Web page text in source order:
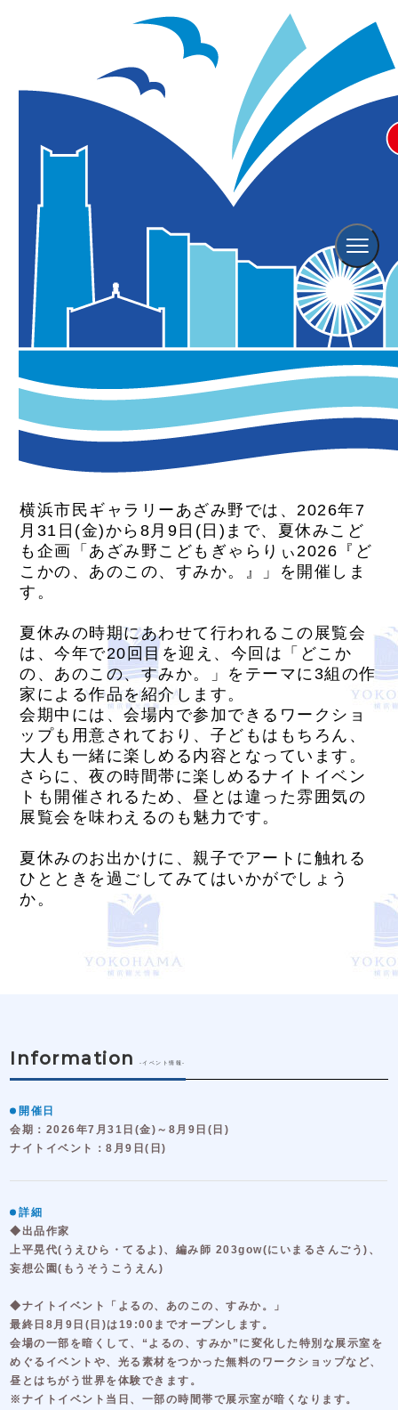
あざみ野こどもぎゃらりぃ2026
「どこかの、あのこの、すみ
学習・体験 アート・芸術 イベント
横浜市民ギャラリーあざみ野では、2026年7
月31日(金)から8月9日(日)まで、夏休みこど
も企画「あざみ野こどもぎゃらりぃ2026『ど
こかの、あのこの、すみか。』」を開催しま
す。
夏休みの時期にあわせて行われるこの展覧会
は、今年で20回目を迎え、今回は「どこか
の、あのこの、すみか。」をテーマに3組の作
家による作品を紹介します。
会期中には、会場内で参加できるワークショ
ップも用意されており、子どもはもちろん、
大人も一緒に楽しめる内容となっています。
さらに、夜の時間帯に楽しめるナイトイベン
トも開催されるため、昼とは違った雰囲気の
展覧会を味わえるのも魅力です。
夏休みのお出かけに、親子でアートに触れる
ひとときを過ごしてみてはいかがでしょう
か。
Information -イベント情報-
開催日
会期：2026年7月31日(金)～8月9日(日)
ナイトイベント：8月9日(日)
詳細
◆出品作家
上平晃代(うえひら・てるよ)、編み師 203gow(にいまるさんごう)、
妄想公園(もうそうこうえん)
◆ナイトイベント「よるの、あのこの、すみか。」
最終日8月9日(日)は19:00までオープンします。
会場の一部を暗くして、“よるの、すみか”に変化した特別な展示室を
めぐるイベントや、光る素材をつかった無料のワークショップなど、
昼とはちがう世界を体験できます。
※ナイトイベント当日、一部の時間帯で展示室が暗くなります。